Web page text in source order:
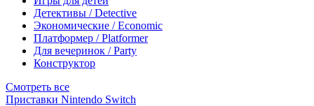
Детективы / Detective
Экономические / Economic
Платформер / Platformer
Для вечеринок / Party
Конструктор
Смотреть все
Приставки Nintendo Switch